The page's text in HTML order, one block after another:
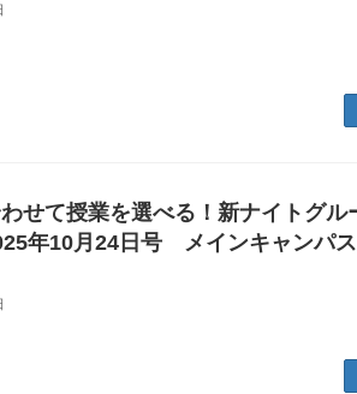
せて授業を選べる！新ナイトグル
年10月24日号 メインキャンパ